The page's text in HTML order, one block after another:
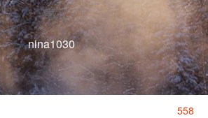
载
nina1030
558